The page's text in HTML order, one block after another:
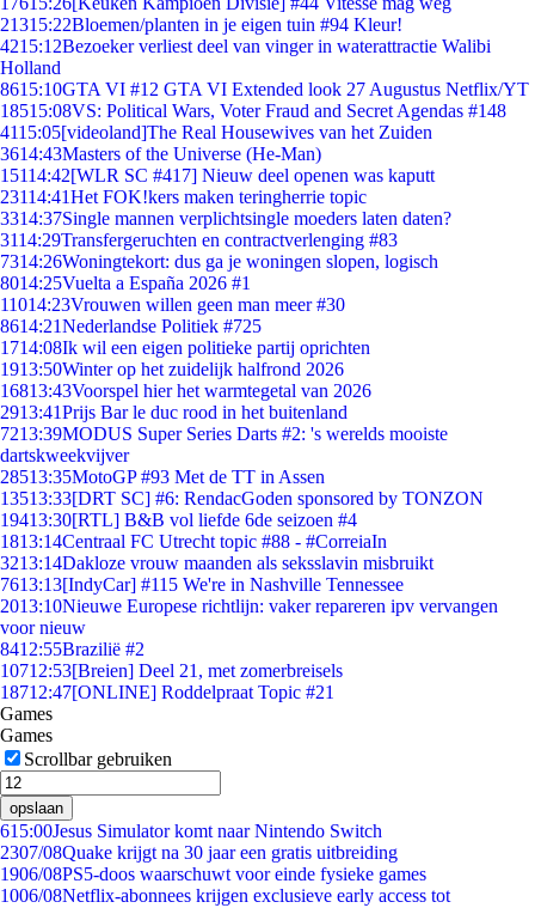
21315:22Bloemen/planten in je eigen tuin #94 Kleur!
4215:12Bezoeker verliest deel van vinger in waterattractie Walibi
Holland
8615:10GTA VI #12 GTA VI Extended look 27 Augustus Netflix/YT
18515:08VS: Political Wars, Voter Fraud and Secret Agendas #148
4115:05[videoland]The Real Housewives van het Zuiden
3614:43Masters of the Universe (He-Man)
15114:42[WLR SC #417] Nieuw deel openen was kaputt
23114:41Het FOK!kers maken teringherrie topic
3314:37Single mannen verplichtsingle moeders laten daten?
3114:29Transfergeruchten en contractverlenging #83
7314:26Woningtekort: dus ga je woningen slopen, logisch
8014:25Vuelta a España 2026 #1
11014:23Vrouwen willen geen man meer #30
8614:21Nederlandse Politiek #725
1714:08Ik wil een eigen politieke partij oprichten
1913:50Winter op het zuidelijk halfrond 2026
16813:43Voorspel hier het warmtegetal van 2026
2913:41Prijs Bar le duc rood in het buitenland
7213:39MODUS Super Series Darts #2: 's werelds mooiste
dartskweekvijver
28513:35MotoGP #93 Met de TT in Assen
13513:33[DRT SC] #6: RendacGoden sponsored by TONZON
19413:30[RTL] B&B vol liefde 6de seizoen #4
1813:14Centraal FC Utrecht topic #88 - #CorreiaIn
3213:14Dakloze vrouw maanden als seksslavin misbruikt
7613:13[IndyCar] #115 We're in Nashville Tennessee
2013:10Nieuwe Europese richtlijn: vaker repareren ipv vervangen
voor nieuw
8412:55Brazilië #2
10712:53[Breien] Deel 21, met zomerbreisels
18712:47[ONLINE] Roddelpraat Topic #21
Games
Games
Scrollbar gebruiken
opslaan
615:00Jesus Simulator komt naar Nintendo Switch
2307/08Quake krijgt na 30 jaar een gratis uitbreiding
1906/08PS5-doos waarschuwt voor einde fysieke games
1006/08Netflix-abonnees krijgen exclusieve early access tot